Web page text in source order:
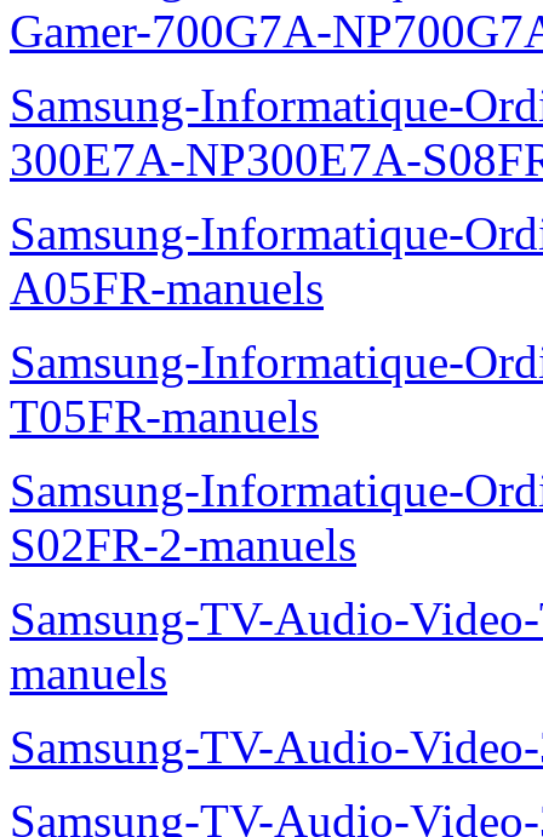
Gamer-700G7A-
Samsung-Informatique-
300E7A-NP300E7A-
Samsung-Informatique-
A05FR-manuels
Samsung-Informatique-
T05FR-manuels
Samsung-Informatique-
S02FR-2-manuels
Samsung-TV-Audio-
manuels
Samsung-TV-Audio-
Samsung-TV-Audio-